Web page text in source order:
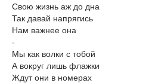
Свою жизнь аж до дна
Так давай напрягись
Нам важнее она
-
Мы как волки с тобой
А вокруг лишь флажки
Ждут они в номерах